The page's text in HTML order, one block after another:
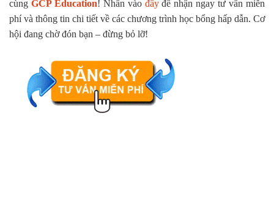
cùng GCP Education! Nhấn vào đâyđể nhận ngay tư vấn miễn
phí và thông tin chi tiết về các chương trình học bổng hấp dẫn. Cơ
hội đang chờ đón bạn – đừng bỏ lỡ!